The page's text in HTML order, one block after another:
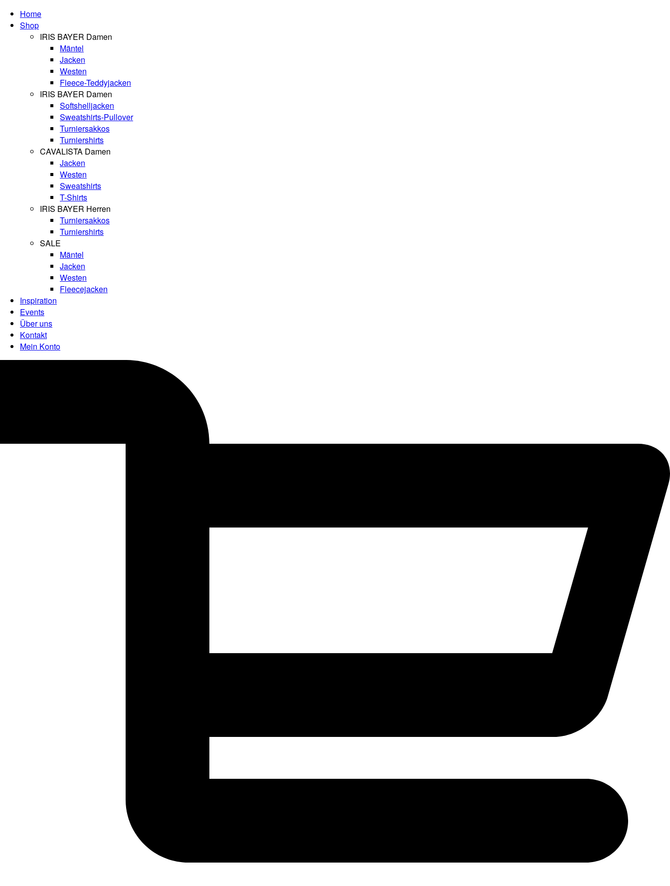
Home
Shop
IRIS BAYER Damen
Mäntel
Jacken
Westen
Fleece-Teddyjacken
IRIS BAYER Damen
Softshelljacken
Sweatshirts-Pullover
Turniersakkos
Turniershirts
CAVALISTA Damen
Jacken
Westen
Sweatshirts
T-Shirts
IRIS BAYER Herren
Turniersakkos
Turniershirts
SALE
Mäntel
Jacken
Westen
Fleecejacken
Inspiration
Events
Über uns
Kontakt
Mein Konto